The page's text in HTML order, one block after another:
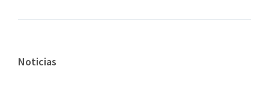
Noticias